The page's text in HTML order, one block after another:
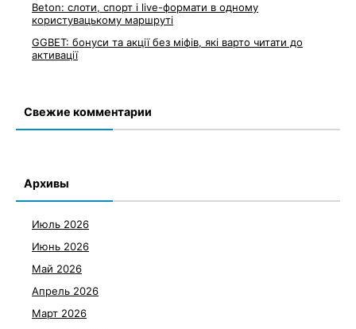
Beton: слоти, спорт і live-формати в одному
користувацькому маршруті
GGBET: бонуси та акції без міфів, які варто читати до
активації
Свежие комментарии
Архивы
Июль 2026
Июнь 2026
Май 2026
Апрель 2026
Март 2026